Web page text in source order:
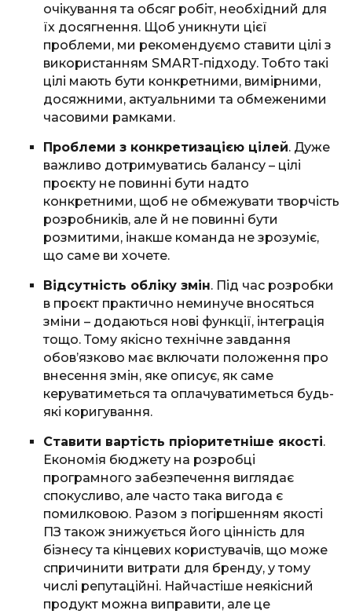
очікування та обсяг робіт, необхідний для
їх досягнення. Щоб уникнути цієї
проблеми, ми рекомендуємо ставити цілі з
використанням SMART-підходу. Тобто такі
цілі мають бути конкретними, вимірними,
досяжними, актуальними та обмеженими
часовими рамками.
Проблеми з конкретизацією цілей. Дуже
важливо дотримуватись балансу – цілі
проєкту не повинні бути надто
конкретними, щоб не обмежувати творчість
розробників, але й не повинні бути
розмитими, інакше команда не зрозуміє,
що саме ви хочете.
Відсутність обліку змін. Під час розробки
в проєкт практично неминуче вносяться
зміни – додаються нові функції, інтеграція
тощо. Тому якісно технічне завдання
обов’язково має включати положення про
внесення змін, яке описує, як саме
керуватиметься та оплачуватиметься будь-
які коригування.
Ставити вартість пріоритетніше якості.
Економія бюджету на розробці
програмного забезпечення виглядає
спокусливо, але часто така вигода є
помилковою. Разом з погіршенням якості
ПЗ також знижується його цінність для
бізнесу та кінцевих користувачів, що може
спричинити витрати для бренду, у тому
числі репутаційні. Найчастіше неякісний
продукт можна виправити, але це